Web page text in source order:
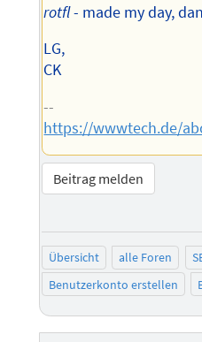
rotfl- made my day,
LG,
CK
--
https://wwwtech.de/
Beitrag melden
Übersicht alle Foren
Benutzerkonto erstellen